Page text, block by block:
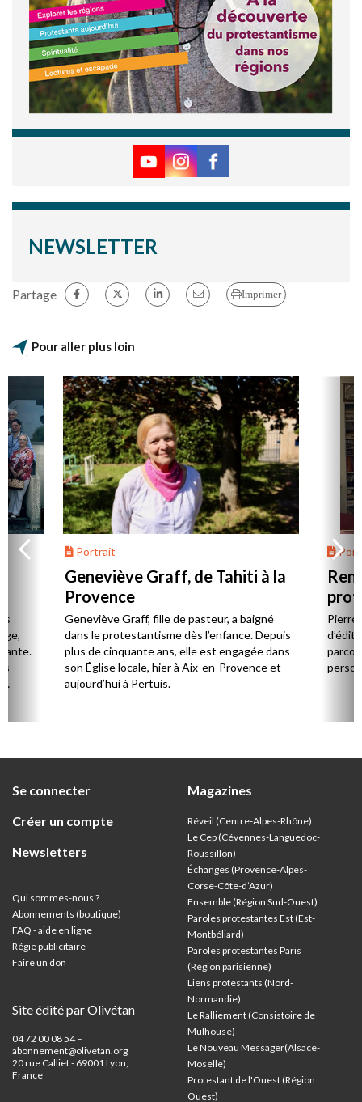
NEWSLETTER
Partage Imprimer
Pour aller plus loin
Portrait
Geneviève Graff, de Tahiti à la
Provence
Geneviève Graff, fille de pasteur, a baigné
dans le protestantisme dès l’enfance. Depuis
plus de cinquante ans, elle est engagée dans
son Église locale, hier à Aix-en-Provence et
aujourd’hui à Pertuis.
Se connecter
Créer un compte
Newsletters
Qui sommes-nous ?
Abonnements (boutique)
FAQ - aide en ligne
Régie publicitaire
Faire un don
Site édité par Olivétan
04 72 00 08 54 –
abonnement@olivetan.org
20 rue Calliet - 69001 Lyon,
France
Magazines
Réveil (Centre-Alpes-Rhône)
Le Cep (Cévennes-Languedoc-
Roussillon)
Échanges (Provence-Alpes-
Corse-Côte-d’Azur)
Ensemble (Région Sud-Ouest)
Paroles protestantes Est (Est-
Montbéliard)
Paroles protestantes Paris
(Région parisienne)
Liens protestants (Nord-
Normandie)
Le Ralliement (Consistoire de
Mulhouse)
Le Nouveau Messager(Alsace-
Moselle)
Protestant de l'Ouest (Région
Ouest)